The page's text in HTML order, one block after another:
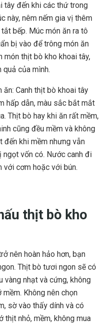
tây đến khi các thứ trong
này, nêm nếm gia vị thêm
bếp. Múc món ăn ra tô
bị vào để trông món ăn
món thịt bò kho khoai tây,
của mình.
ăn: Canh thịt bò khoai tây
hấp dẫn, màu sắc bắt mắt
Thịt bò hay khi ăn rất mềm,
cũng đều mềm và không
đến khi mềm nhưng vẫn
vốn có. Nước canh đi
với cơm hoặc với bún.
thịt bò kho
nên hoàn hảo hơn, bạn
Thịt bò tươi ngon sẽ có
vàng nhạt và cứng, không
Không nên chọn
sờ vào thấy dính và có
thịt nhỏ, mềm, không mua